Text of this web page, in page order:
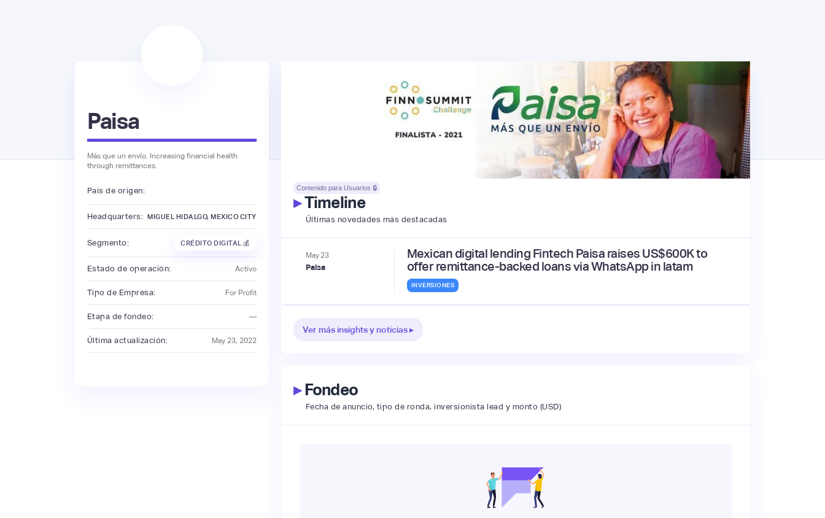
Paisa
Más que un envío. Increasing financial health
through remittances.
País de origen:
Headquarters: MIGUEL HIDALGO, MEXICO CITY
Segmento: CRÉDITO DIGITAL 💰
Estado de operación: Activo
Tipo de Empresa: For Profit
Etapa de fondeo: —
Última actualización: May 23, 2022
Contenido para Usuarios 🔒
▸Timeline
Últimas novedades más destacadas
May23
Paisa
Mexican digital lending Fintech Paisa raises US$600K to
offer remittance-backed loans via WhatsApp in latam
INVERSIONES
Ver más insights y noticias ▸
▸Fondeo
Fecha de anuncio, tipo de ronda, inversionista lead y monto (USD)